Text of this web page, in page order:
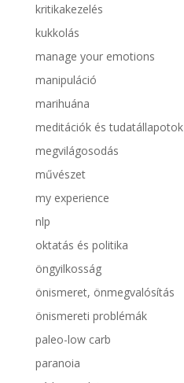
kritikakezelés
kukkolás
manage your emotions
manipuláció
marihuána
meditációk és tudatállapotok
megvilágosodás
művészet
my experience
nlp
oktatás és politika
öngyilkosság
önismeret, önmegvalósítás
önismereti problémák
paleo-low carb
paranoia